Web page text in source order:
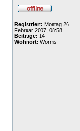
Registriert: Montag 26.
Februar 2007, 08:58
Beiträge: 14
Wohnort: Worms